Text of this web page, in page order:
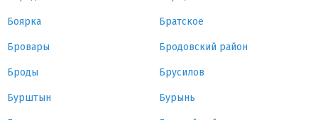
Боярка Братское
Бровары Бродовский район
Броды Брусилов
Бурштын Бурынь